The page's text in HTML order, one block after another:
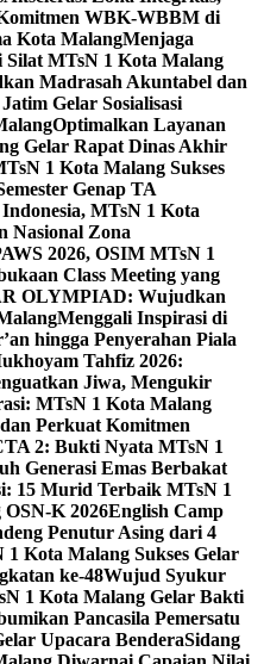
WBK-WBBM di
Kota MalangMenjaga
MTsN 1 Kota Malang
Madrasah Akuntabel dan
Gelar Sosialisasi
Optimalkan Layanan
Gelar Rapat Dinas Akhir
1 Kota Malang Sukses
Genap TA
MTsN 1 Kota
Nasional Zona
2026, OSIM MTsN 1
Class Meeting yang
OLYMPIAD: Wujudkan
Menggali Inspirasi di
hingga Penyerahan Piala
Tahfiz 2026:
Jiwa, Mengukir
MTsN 1 Kota Malang
Perkuat Komitmen
2: Bukti Nyata MTsN 1
Generasi Emas Berbakat
15 Murid Terbaik MTsN 1
K 2026English Camp
Penutur Asing dari 4
Kota Malang Sukses Gelar
ke-48Wujud Syukur
1 Kota Malang Gelar Bakti
Pancasila Pemersatu
Upacara BenderaSidang